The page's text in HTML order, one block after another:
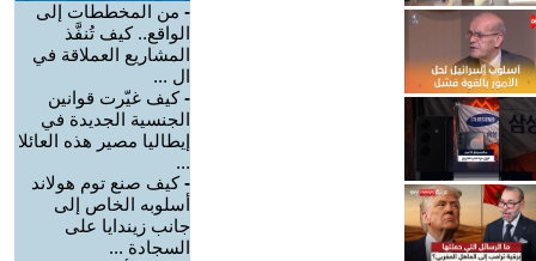
- من المخططات إلى
الواقع.. كيف تُنفَّذ
المشاريع العملاقة في
ال ...
-كيف غيّرت قوانين
الجنسية الجديدة في
إيطاليا مصير هذه العائلا
...
-كيف صنع توم هولاند
أسلوبه الخاص إلى
جانب زيندايا على
السجادة ...